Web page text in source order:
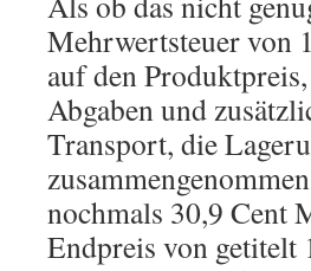
Mehrwertsteuer von
auf den
Abgaben und
Transport, die
nochmals 30,9 Cent
Endpreis von getitelt